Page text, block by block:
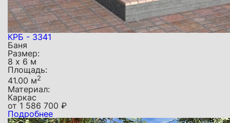
КРБ - 3341
Баня
Размер:
8 х 6 м
Площадь:
41.00 м2
Материал:
Каркас
от1 586 700 ₽
Подробнее